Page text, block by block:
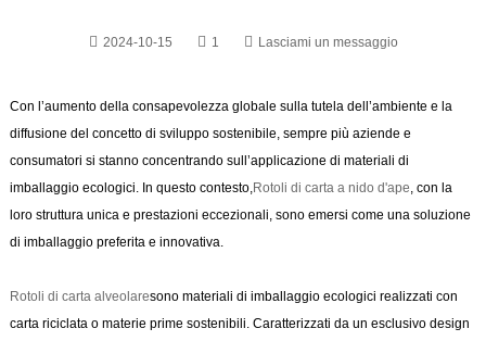
2024-10-15 1 Lasciami un messaggio
Con l’aumento della consapevolezza globale sulla tutela dell’ambiente e la
diffusione del concetto di sviluppo sostenibile, sempre più aziende e
consumatori si stanno concentrando sull’applicazione di materiali di
imballaggio ecologici. In questo contesto, Rotoli di carta a nido d'ape , con la
loro struttura unica e prestazioni eccezionali, sono emersi come una soluzione
di imballaggio preferita e innovativa.
Rotoli di carta alveolaresono materiali di imballaggio ecologici realizzati con
carta riciclata o materie prime sostenibili. Caratterizzati da un esclusivo design